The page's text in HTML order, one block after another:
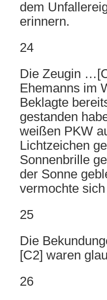
dem
erinnern.
24
Die Zeugin
Ehemanns im
Beklagte
gestanden
weißen PKW
Lichtzeichen
Sonnenbrille
der Sonne
vermochte
25
Die
[C2] waren
26